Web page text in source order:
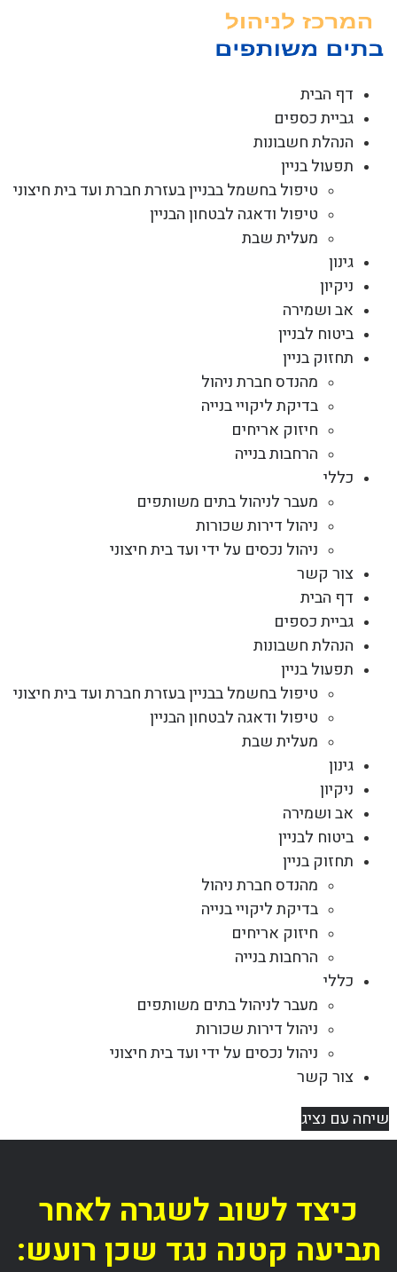
דף הבית
גביית כספים
הנהלת חשבונות
תפעול בניין
טיפול בחשמל בבניין בעזרת חברת ועד בית חיצוני
טיפול ודאגה לבטחון הבניין
מעלית שבת
גינון
ניקיון
אב ושמירה
ביטוח לבניין
תחזוק בניין
מהנדס חברת ניהול
בדיקת ליקויי בנייה
חיזוק אריחים
הרחבות בנייה
כללי
מעבר לניהול בתים משותפים
ניהול דירות שכורות
ניהול נכסים על ידי ועד בית חיצוני
צור קשר
דף הבית
גביית כספים
הנהלת חשבונות
תפעול בניין
טיפול בחשמל בבניין בעזרת חברת ועד בית חיצוני
טיפול ודאגה לבטחון הבניין
מעלית שבת
גינון
ניקיון
אב ושמירה
ביטוח לבניין
תחזוק בניין
מהנדס חברת ניהול
בדיקת ליקויי בנייה
חיזוק אריחים
הרחבות בנייה
כללי
מעבר לניהול בתים משותפים
ניהול דירות שכורות
ניהול נכסים על ידי ועד בית חיצוני
צור קשר
שיחה עם נציג
כיצד לשוב לשגרה לאחר
תביעה קטנה נגד שכן רועש: